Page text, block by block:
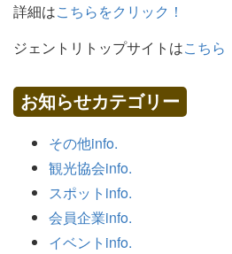
詳細はこちらをクリック！
ジェントリトップサイトはこちら
お知らせカテゴリー
その他info.
観光協会info.
スポットinfo.
会員企業info.
イベントinfo.